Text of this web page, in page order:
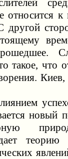
относится
такое, что
новый
теорию